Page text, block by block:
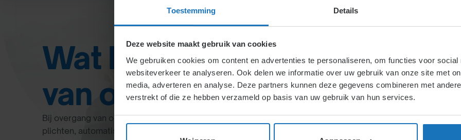
Toestemming Details
Deze website maakt gebruik van cookies
We gebruiken cookies om content en advertenties te personaliseren, om functies voor social
websiteverkeer te analyseren. Ook delen we informatie over uw gebruik van onze site met
media, adverteren en analyse. Deze partners kunnen deze gegevens combineren met
verstrekt of die ze hebben verzameld op basis van uw gebruik van hun services.
Wat houdt een overgang
van onderneming in?
Bij overgang van onderneming gaan alle werknemers, inclusief rechten en
plichten, automatisch over naar de nieuwe werkgever. Ontslag om deze